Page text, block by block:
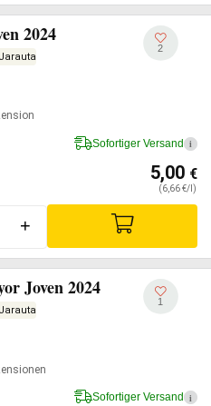
2024
2
Sofortiger Versand i
5,00 €
(6,66 €/l)
+
Joven 2024
1
Sofortiger Versand i